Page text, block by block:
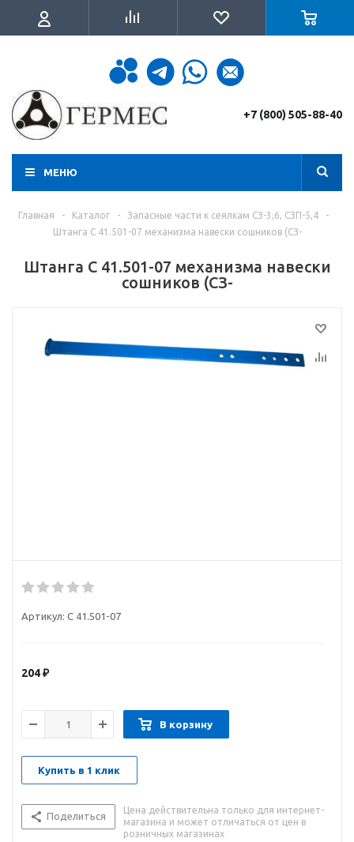
+7 (800) 505-88-40
МЕНЮ
Главная - Каталог - Запасные части к сеялкам СЗ-3,6, СЗП-5,4
-
Штанга С 41.501-07 механизма навески сошников (СЗ-
Штанга С 41.501-07 механизма навески
сошников (СЗ-
Артикул: С 41.501-07
204₽
В корзину
Купить в 1 клик
Поделиться
Цена действительна только для интернет-
магазина и может отличаться от цен в
розничных магазинах